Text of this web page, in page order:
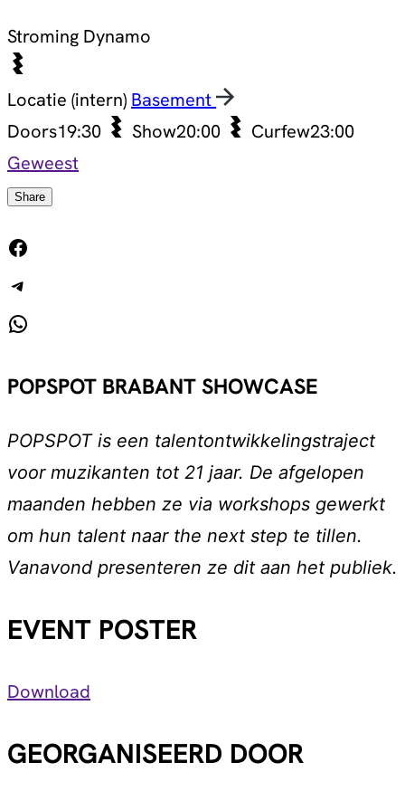
Stroming Dynamo
Locatie (intern) Basement
Doors19:30 Show20:00 Curfew23:00
Geweest
Share
POPSPOT BRABANT SHOWCASE
POPSPOT is een talentontwikkelingstraject
voor muzikanten tot 21 jaar. De afgelopen
maanden hebben ze via workshops gewerkt
om hun talent naar the next step te tillen.
Vanavond presenteren ze dit aan het publiek.
EVENT POSTER
Download
GEORGANISEERD DOOR